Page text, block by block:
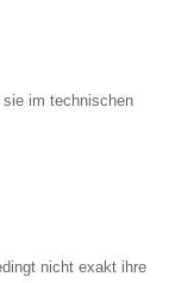
sie im technischen
nicht exakt ihre